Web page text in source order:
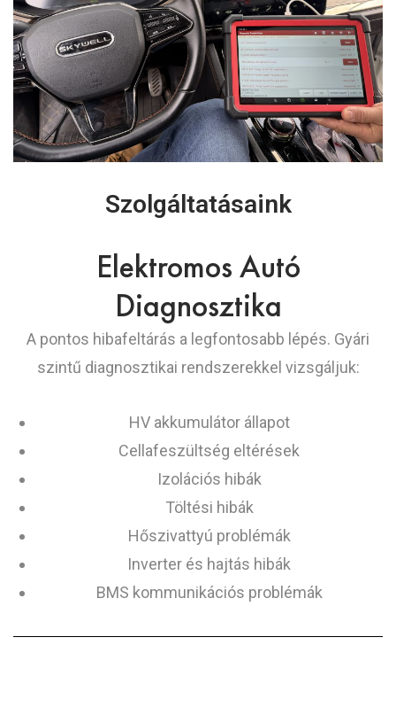
Szolgáltatásaink
Elektromos Autó
Diagnosztika
A pontos hibafeltárás a legfontosabb lépés. Gyári
szintű diagnosztikai rendszerekkel vizsgáljuk:
HV akkumulátor állapot
Cellafeszültség eltérések
Izolációs hibák
Töltési hibák
Hőszivattyú problémák
Inverter és hajtás hibák
BMS kommunikációs problémák